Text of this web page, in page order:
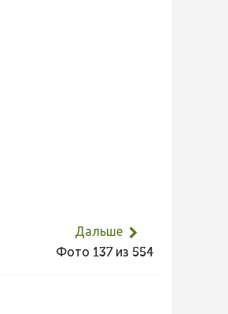
Дальше
Фото 137 из 554